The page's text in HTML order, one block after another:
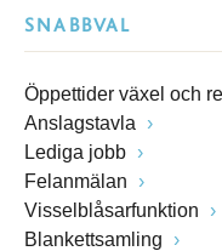
SNABBVAL
Öppettider växel och
Anslagstavla
Lediga jobb
Felanmälan
Visselblåsarfunktion
Blankettsamling